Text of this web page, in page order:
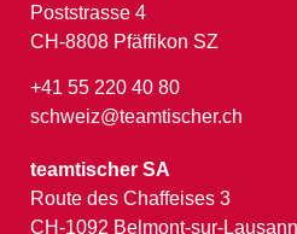
Poststrasse 4
CH-8808 Pfäffikon SZ
+41 55 220 40 80
schweiz@teamtischer.ch
teamtischer SA
Route des Chaffeises 3
CH-1092 Belmont-sur-